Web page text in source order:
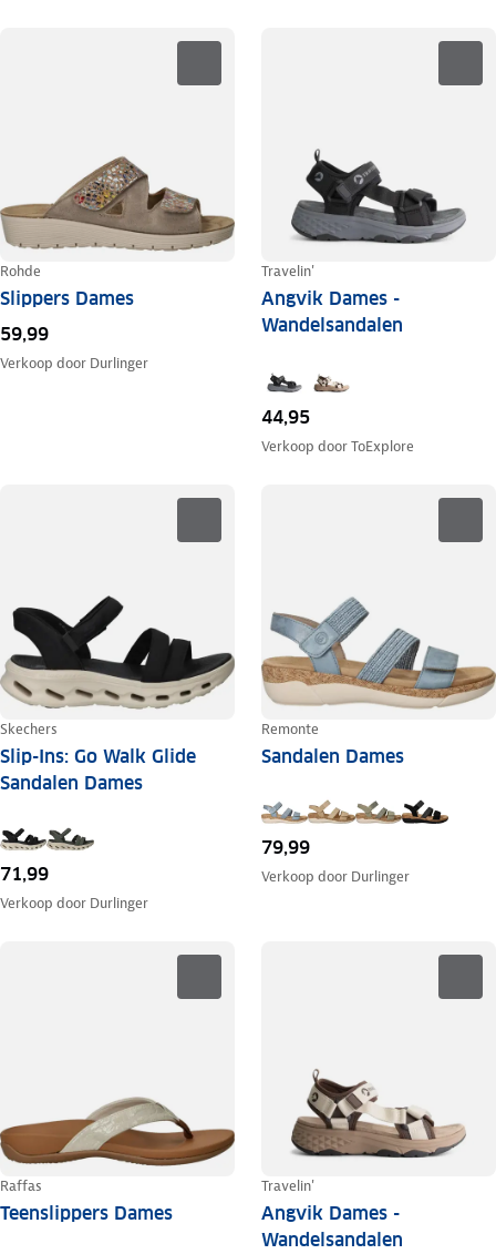
Rohde
Slippers Dames
59,99
Verkoop door Durlinger
Travelin'
Angvik Dames -
Wandelsandalen
44,95
Verkoop doorToExplore
Skechers
Slip-Ins: Go Walk Glide
Sandalen Dames
71,99
Verkoop door Durlinger
Remonte
Sandalen Dames
79,99
Verkoop door Durlinger
Raffas
Teenslippers Dames
Travelin'
Angvik Dames -
Wandelsandalen